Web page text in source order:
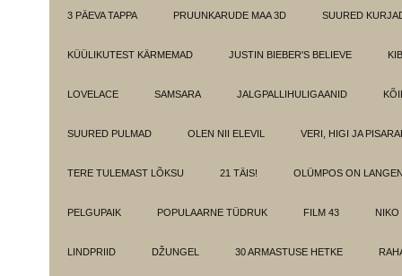
3 PÄEVA TAPPA PRUUNKARUDE MAA 3D SUURED
KÜÜLIKUTEST KÄRMEMAD JUSTIN BIEBER'S BELIEVE
LOVELACE SAMSARA JALGPALLIHULIGAANID
SUURED PULMAD OLEN NII ELEVIL VERI, HIGI JA
TERE TULEMAST LÕKSU 21 TÄIS! OLÜMPOS ON
PELGUPAIK POPULAARNE TÜDRUK FILM 43 NIKO
LINDPRIID DŽUNGEL 30 ARMASTUSE HETKE